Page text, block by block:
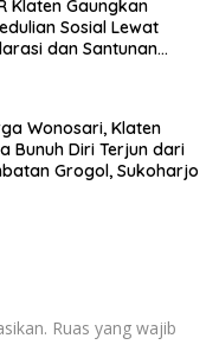
Klaten Gaungkan
Sosial Lewat
dan Santunan
Wonosari, Klaten
Bunuh Diri Terjun dari
Grogol, Sukoharjo
Ruas yang wajib